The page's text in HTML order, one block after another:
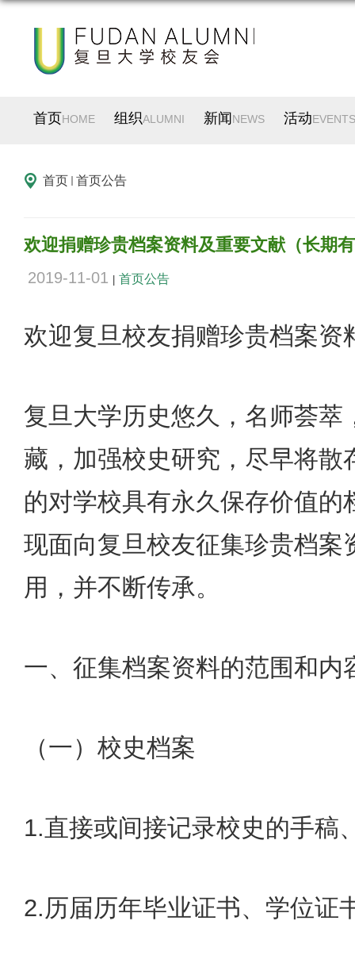
首页HOME 组织ALUMNI 新闻 NEWS 活动EVENTS
首页 首页公告
欢迎捐赠珍贵档案资料及重要文献（长期
2019-11-01 首页公告
欢迎复旦校友捐赠珍贵档案资
复旦大学历史悠久，名师荟
藏，加强校史研究，尽早将
的对学校具有永久保存价值
现面向复旦校友征集珍贵档
用，并不断传承。
一、征集档案资料的范围和内
（一）校史档案
1.直接或间接记录校史的手稿
2.历届历年毕业证书、学位证